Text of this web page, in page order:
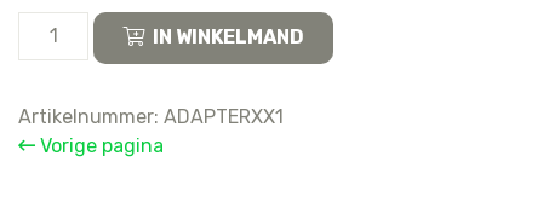
Double
Adapter
For
IN WINKELMAND
Artikelnummer: ADAPTERXX1
Vorige pagina